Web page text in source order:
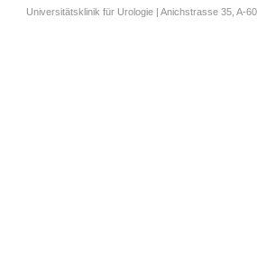
Universitätsklinik für Urologie | Anichstrasse 35, A-